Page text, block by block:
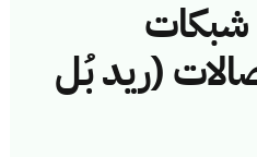
شبكات
(ريد بُل